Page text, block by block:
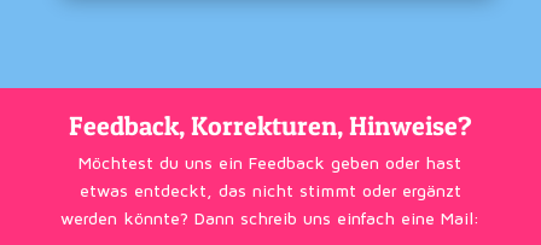
Feedback, Korrekturen, Hinweise?
Möchtest du uns ein Feedback geben oder hast
etwas entdeckt, das nicht stimmt oder ergänzt
werden könnte? Dann schreib uns einfach eine Mail: